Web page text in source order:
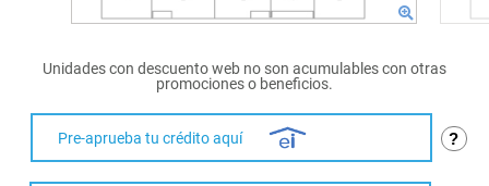
Unidades con descuento web no son acumulables con otras
promociones o beneficios.
Pre-aprueba tu crédito aquí ?